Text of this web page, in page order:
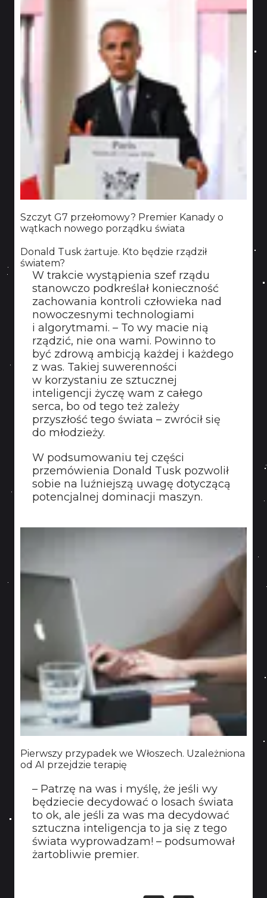
Szczyt G7 przełomowy? Premier Kanady o
wątkach nowego porządku świata
Donald Tusk żartuje. Kto będzie rządził
światem?
W trakcie wystąpienia szef rządu
stanowczo podkreślał konieczność
zachowania kontroli człowieka nad
nowoczesnymi technologiami
i algorytmami. – To wy macie nią
rządzić, nie ona wami. Powinno to
być zdrową ambicją każdej i każdego
z was. Takiej suwerenności
w korzystaniu ze sztucznej
inteligencji życzę wam z całego
serca, bo od tego też zależy
przyszłość tego świata – zwrócił się
do młodzieży.
W podsumowaniu tej części
przemówienia Donald Tusk pozwolił
sobie na luźniejszą uwagę dotyczącą
potencjalnej dominacji maszyn.
Pierwszy przypadek we Włoszech. Uzależniona
od AI przejdzie terapię
– Patrzę na was i myślę, że jeśli wy
będziecie decydować o losach świata
to ok, ale jeśli za was ma decydować
sztuczna inteligencja to ja się z tego
świata wyprowadzam! – podsumował
żartobliwie premier.